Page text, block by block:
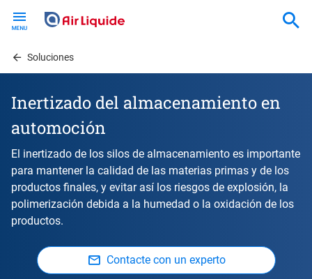
contentSoluciones
Inertizado del almacenamiento en
automoción
El inertizado de los silos de almacenamiento es importante
para mantener la calidad de las materias primas y de los
productos finales, y evitar así los riesgos de explosión, la
polimerización debida a la humedad o la oxidación de los
productos.
Contacte con un experto